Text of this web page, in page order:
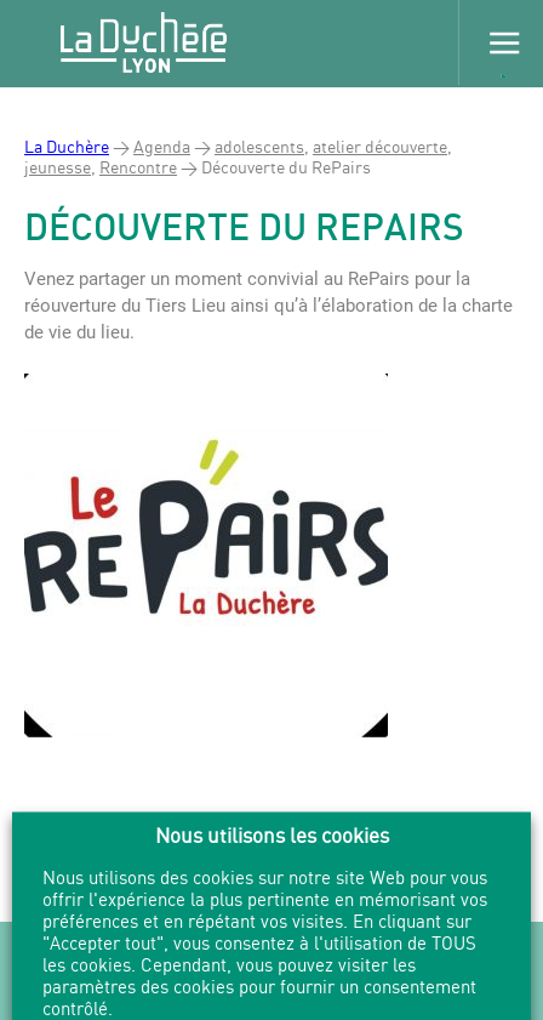
La Duchère>Agenda >adolescents atelier découverte
jeunesse Rencontre> Découverte du RePairs
DÉCOUVERTE DU REPAIRS
Venez partager un moment convivial au RePairs pour la
réouverture du Tiers Lieu ainsi qu’à l’élaboration de la charte
de vie du lieu.
PARTAGER IMPRIMER
NEWSLETTER
Nous utilisons les cookies
Nous utilisons des cookies sur notre site Web pour vous
offrir l'expérience la plus pertinente en mémorisant vos
préférences et en répétant vos visites. En cliquant sur
"Accepter tout", vous consentez à l'utilisation de TOUS
les cookies. Cependant, vous pouvez visiter les
paramètres des cookies pour fournir un consentement
contrôlé.